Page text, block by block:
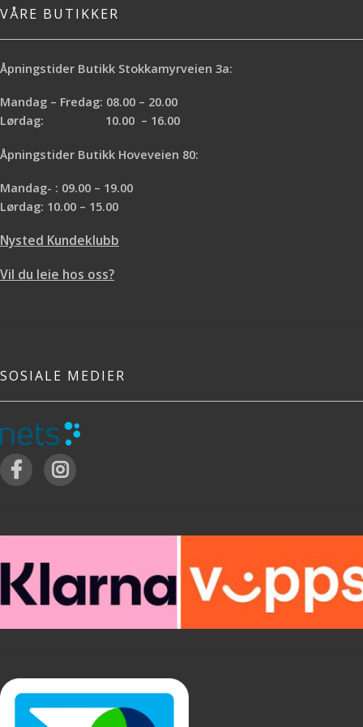
VÅRE BUTIKKER
Åpningstider Butikk Stokkamyrveien 3a:
Mandag – Fredag: 08.00 – 20.00
Lørdag: 10.00 – 16.00
Åpningstider Butikk Hoveveien 80:
Mandag- : 09.00 – 19.00
Lørdag: 10.00 – 15.00
Nysted Kundeklubb
Vil du leie hos oss?
SOSIALE MEDIER